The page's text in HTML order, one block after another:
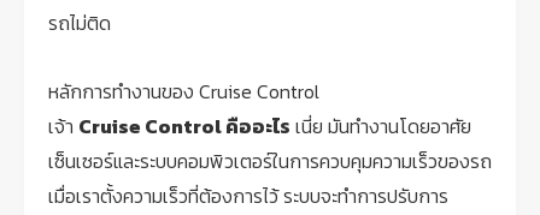
รถไม่ติด
หลักการทำงานของ Cruise Control
เจ้า Cruise Control คืออะไร เนี่ย มันทำงานโดยอาศัย
เซ็นเซอร์และระบบคอมพิวเตอร์ในการควบคุมความเร็วของรถ
เมื่อเราตั้งความเร็วที่ต้องการไว้ ระบบจะทำการปรับการ